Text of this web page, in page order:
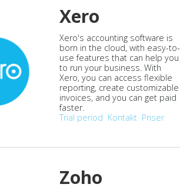
Xero
Xero's accounting software is
born in the cloud, with easy-to-
use features that can help you
to run your business. With
Xero, you can access flexible
reporting, create customizable
invoices, and you can get paid
faster.
Trial period Kontakt Priser
Zoho